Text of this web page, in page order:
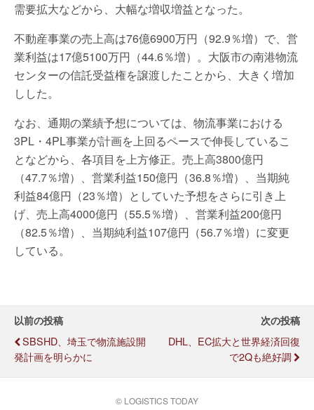
需要拡大などから、大幅な増収増益となった。
不動産事業の売上高は76億6900万円（92.9％増）で、営
業利益は17億5100万円（44.6％増）。大阪市の南港物流
センターの信託受益権を譲渡したことから、大きく増加
しした。
なお、通期の業績予想については、物流事業における
3PL・4PL事業が計画を上回るペースで伸長しているこ
となどから、各項目を上方修正。売上高3800億円
（47.7％増）、営業利益150億円（36.8％増）、当期純
利益84億円（23％増）としていた予想をさらに引き上
げ、売上高4000億円（55.5％増）、営業利益200億円
（82.5％増）、当期純利益107億円（56.7％増）に変更
している。
以前の投稿
SBSHD、埼玉で物流施設開
発計画を明らかに
次の投稿
DHL、EC拡大と世界経済回復
で2Qも絶好調
© LOGISTICS TODAY